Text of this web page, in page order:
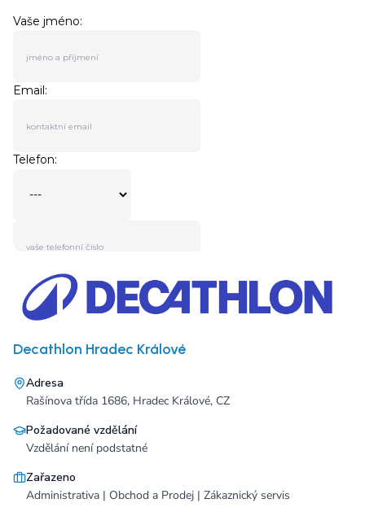
Decathlon Hradec Králové
Adresa
Rašínova třída 1686, Hradec Králové, CZ
Požadované vzdělání
Vzdělání není podstatné
Zařazeno
Administrativa | Obchod a Prodej | Zákaznický servis